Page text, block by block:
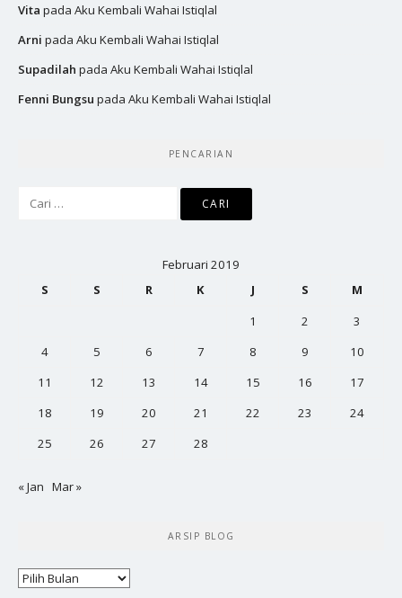
Vita pada Aku Kembali Wahai Istiqlal
Arni pada Aku Kembali Wahai Istiqlal
Supadilah pada Aku Kembali Wahai Istiqlal
Fenni Bungsu pada Aku Kembali Wahai Istiqlal
PENCARIAN
Februari 2019
S
S R K J S
M
1
2
3
4
5 6 7 8 9
10
11
12 13 14 15 16
17
18
19 20 21 22 23
24
25
26 27 28
« Jan Mar »
ARSIP BLOG
Arsip